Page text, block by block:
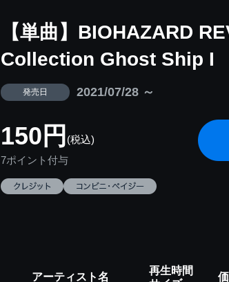
【単曲】BIOHAZARD
Collection Ghost Ship I
発売日 2021/07/28 ～
150円 (税込)
7ポイント付与
アーティスト名
再生時間